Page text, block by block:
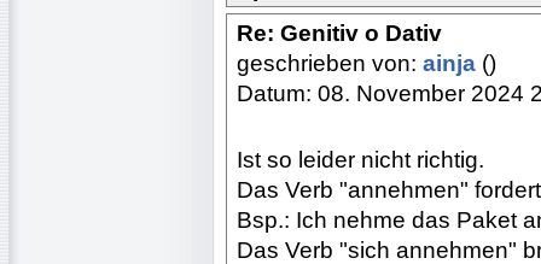
Re: Genitiv o Dativ
geschrieben von: ainja ()
Datum: 08. November 2024
Ist so leider nicht richtig.
Das Verb "annehmen"
Bsp.: Ich nehme das Paket
Das Verb "sich annehmen"